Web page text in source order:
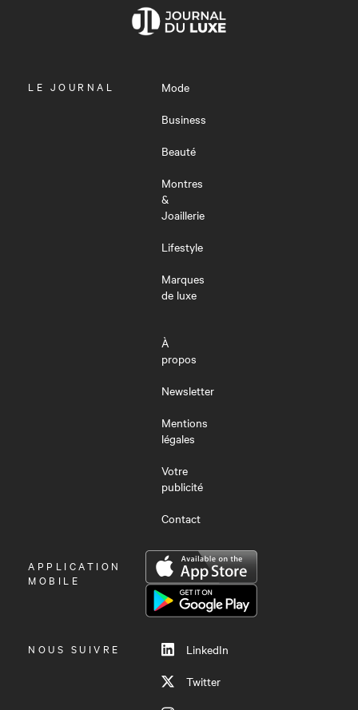
OUVRIR
LE JOURNAL
Mode
Business
Beauté
Montres
&
Joaillerie
Lifestyle
Marques
de luxe
À
propos
Newsletter
Mentions
légales
Votre
publicité
Contact
OUVRIR
LE
APPLICATION
MOBILE
NOUS SUIVRE
LinkedIn
Twitter